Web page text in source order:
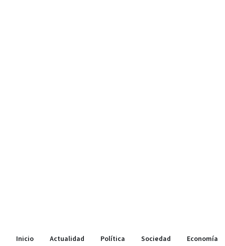
Inicio Actualidad Política Sociedad Economía